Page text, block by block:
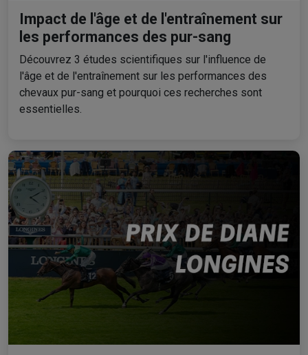
Impact de l'âge et de l'entraînement sur
les performances des pur-sang
Découvrez 3 études scientifiques sur l'influence de
l'âge et de l'entraînement sur les performances des
chevaux pur-sang et pourquoi ces recherches sont
essentielles.